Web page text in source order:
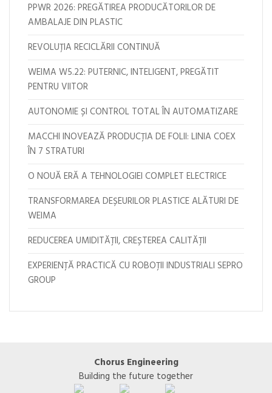
PPWR 2026: PREGĂTIREA PRODUCĂTORILOR DE
AMBALAJE DIN PLASTIC
REVOLUȚIA RECICLĂRII CONTINUĂ
WEIMA W5.22: PUTERNIC, INTELIGENT, PREGĂTIT
PENTRU VIITOR
AUTONOMIE ȘI CONTROL TOTAL ÎN AUTOMATIZARE
MACCHI INOVEAZĂ PRODUCȚIA DE FOLII: LINIA COEX
ÎN 7 STRATURI
O NOUĂ ERĂ A TEHNOLOGIEI COMPLET ELECTRICE
TRANSFORMAREA DEȘEURILOR PLASTICE ALĂTURI DE
WEIMA
REDUCEREA UMIDITĂȚII, CREȘTEREA CALITĂȚII
EXPERIENȚĂ PRACTICĂ CU ROBOȚII INDUSTRIALI SEPRO
GROUP
Chorus Engineering
Building the future together